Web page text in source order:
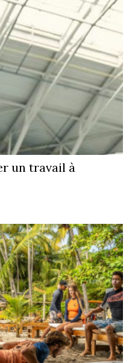
un travail à